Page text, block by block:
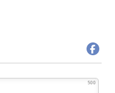
500